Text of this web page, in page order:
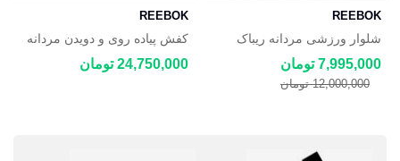
REEBOK
شلوار ورزشی مردانه ریباک
Reebok Knit Lounge
7,995,000 تومان
12,000,000 تومان
REEBOK
کفش پیاده روی و دویدن مردانه
ریباک Reebok Nano X2
24,750,000 تومان